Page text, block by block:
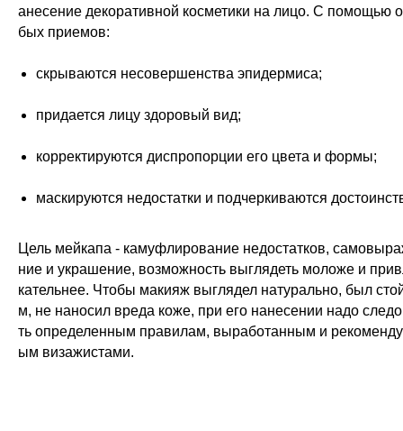
анесение декоративной косметики на лицо. С помощью
бых приемов:
скрываются несовершенства эпидермиса;
придается лицу здоровый вид;
корректируются диспропорции его цвета и формы;
маскируются недостатки и подчеркиваются
Цель мейкапа - камуфлирование недостатков,
ние и украшение, возможность выглядеть моложе и
кательнее. Чтобы макияж выглядел натурально, был
м, не наносил вреда коже, при его нанесении надо
ть определенным правилам, выработанным и
ым визажистами.